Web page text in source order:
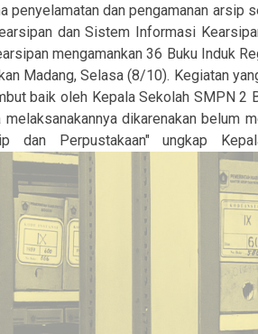
penyelamatan dan pengamanan
dan Sistem Informasi
mengamankan 36 Buku Induk
Madang, Selasa (8/10). Kegiatan
baik oleh Kepala Sekolah SMPN 2
dikarenakan belum
dan Perpustakaan" ungkap